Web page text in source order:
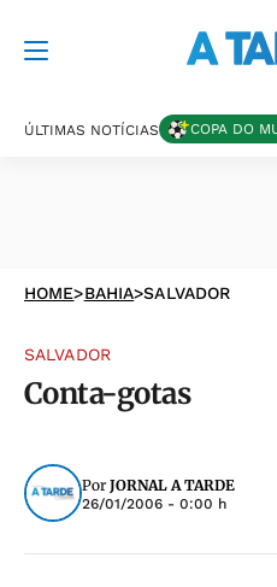
ÚLTIMAS NOTÍCIAS COPA DO
HOME>BAHIA>SALVADOR
SALVADOR
Conta-gotas
Por JORNAL A TARDE
26/01/2006 - 0:00 h